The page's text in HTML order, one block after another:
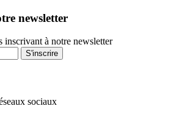
newsletter
inscrivant à notre newsletter
S'inscrire
sociaux